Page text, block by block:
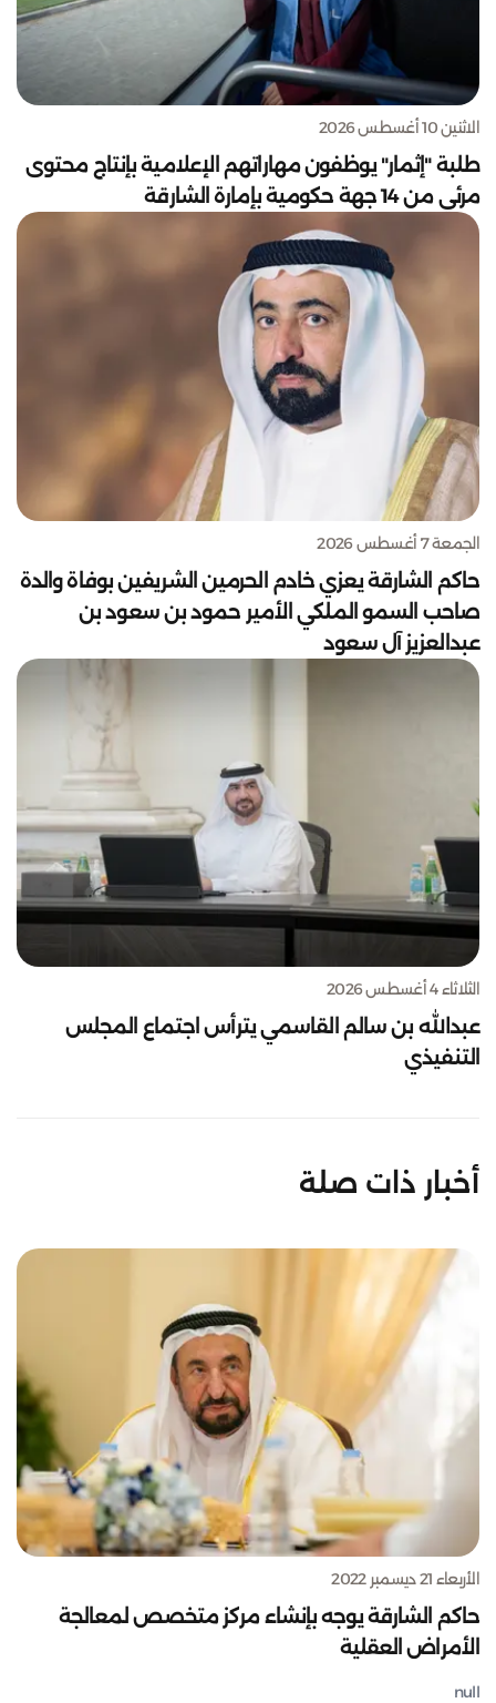
الاثنين 10 أغسطس 2026
طلبة "إثمار" يوظفون مهاراتهم الإعلامية بإنتاج محتوى
مرئي من 14 جهة حكومية بإمارة الشارقة
الجمعة 7 أغسطس 2026
حاكم الشارقة يعزي خادم الحرمين الشريفين بوفاة والدة
صاحب السمو الملكي الأمير حمود بن سعود بن
عبدالعزيز آل سعود
الثلاثاء 4 أغسطس 2026
عبدالله بن سالم القاسمي يترأس اجتماع المجلس
التنفيذي
أخبار ذات صلة
الأربعاء 21 ديسمبر 2022
حاكم الشارقة يوجه بإنشاء مركز متخصص لمعالجة
الأمراض العقلية
null